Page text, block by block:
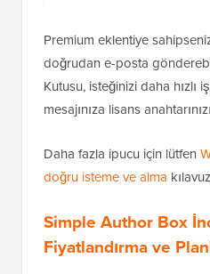
Premium eklentiye
doğrudan e-posta
Kutusu, isteğinizi daha hızlı
mesajınıza lisans
Daha fazla ipucu için lütfen
doğru isteme ve alma
Simple Author Box
Fiyatlandırma ve